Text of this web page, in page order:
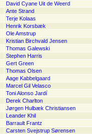
David Cyane Uit de Weerd
Ante Strand
Terje Kolaas
Henrik Korsbæk
Ole Amstrup
Kristian Birchvald Jensen
Thomas Galewski
Stephen Harris
Gert Green
Thomas Olsen
Aage Kabbelgaard
Marcel Gil Velasco
Toni Alonso Jardí
Derek Charlton
Jørgen Hulbæk Christiansen
Leander Khil
Barrault Frantz
Carsten Svejstrup Sørensen